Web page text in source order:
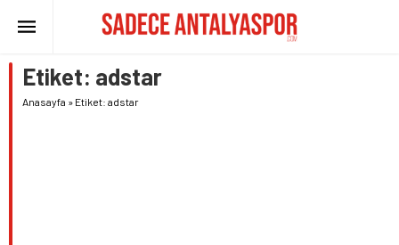
Etiket: adstar
Anasayfa » Etiket: adstar